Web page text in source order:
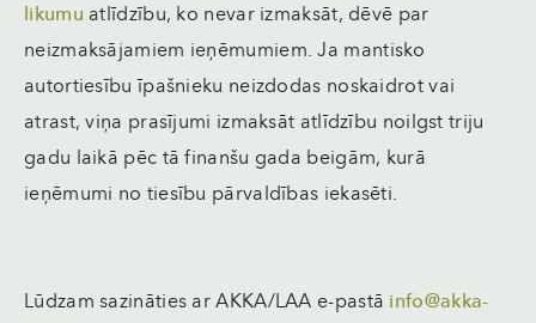
likumu atlīdzību, ko nevar izmaksāt, dēvē par
neizmaksājamiem ieņēmumiem. Ja mantisko
autortiesību īpašnieku neizdodas noskaidrot vai
atrast, viņa prasījumi izmaksāt atlīdzību noilgst triju
gadu laikā pēc tā finanšu gada beigām, kurā
ieņēmumi no tiesību pārvaldības iekasēti.
Lūdzam sazināties ar AKKA/LAA e-pastā info@akka-